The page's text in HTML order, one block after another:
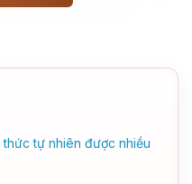
tự nhiên được nhiều